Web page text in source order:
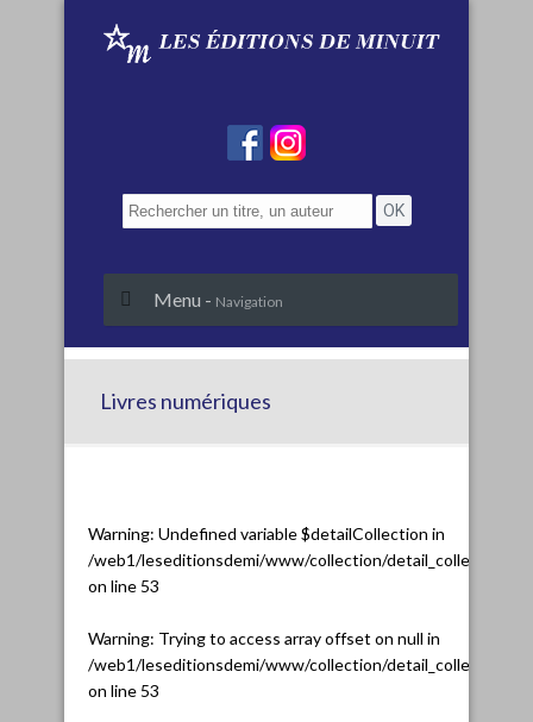
Menu - Navigation
Livres numériques
Warning: Undefined variable $detailCollection in
/web1/leseditionsdemi/www/collection/
on line 53
Warning: Trying to access array offset on null in
/web1/leseditionsdemi/www/collection/
on line 53